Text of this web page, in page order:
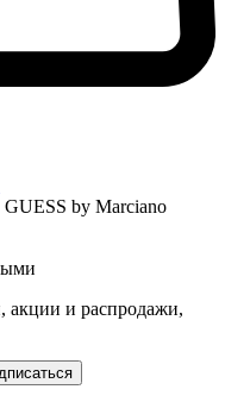
by Marciano
акции и распродажи,